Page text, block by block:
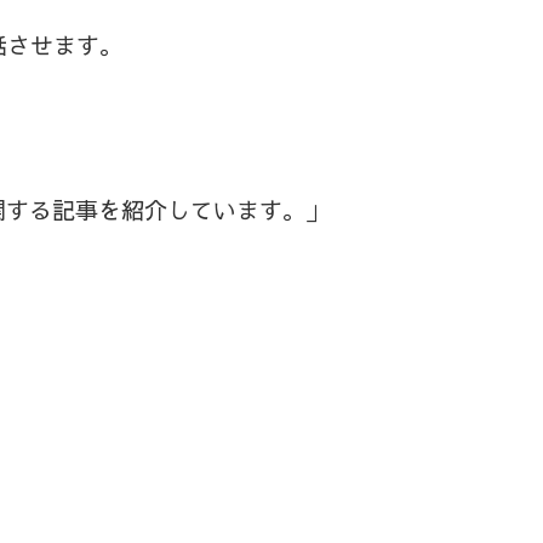
せます。
る記事を紹介しています。」